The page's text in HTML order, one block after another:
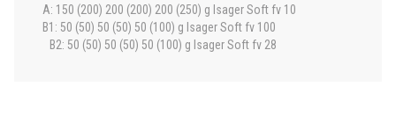
A: 150 (200) 200 (200) 200 (250) g Isager Soft fv 10
B1: 50 (50) 50 (50) 50 (100) g Isager Soft fv 100
B2: 50 (50) 50 (50) 50 (100) g Isager Soft fv 28